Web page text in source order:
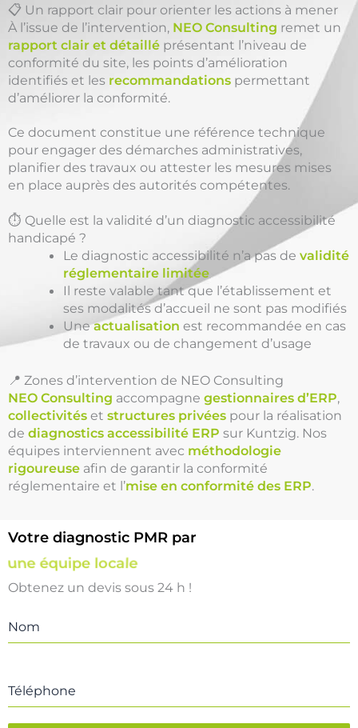
📋 Un rapport clair pour orienter les actions à mener
À l’issue de l’intervention, NEO Consulting remet un
rapport clair et détaillé présentant l’niveau de
conformité du site, les points d’amélioration
identifiés et les recommandations permettant
d’améliorer la conformité.
Ce document constitue une référence technique
pour engager des démarches administratives,
planifier des travaux ou attester les mesures mises
en place auprès des autorités compétentes.
⏱️ Quelle est la validité d’un diagnostic accessibilité
handicapé ?
Le diagnostic accessibilité n’a pas devalidité
réglementaire limitée
Il reste valable tant que l’établissement et
ses modalités d’accueil ne sont pas modifiés
Uneactualisation est recommandée en cas
de travaux ou de changement d’usage
📍 Zones d’intervention de NEO Consulting
NEO Consulting accompagne gestionnaires d’ERP,
collectivités et structures privées pour la réalisation
de diagnostics accessibilité ERP sur Kuntzig. Nos
équipes interviennent avec méthodologie
rigoureuse afin de garantir la conformité
réglementaire et l’mise en conformité des ERP.
Votre diagnostic PMR par
une équipe locale
Obtenez un devis sous 24 h !
Nom
Téléphone